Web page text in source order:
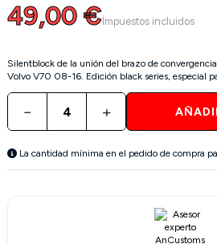
49,00 € Impuestos incluidos
Silentblock de la unión del brazo de
Volvo V70 08-16. Edición black series, especial
− +
La cantidad mínima en el pedido de compra